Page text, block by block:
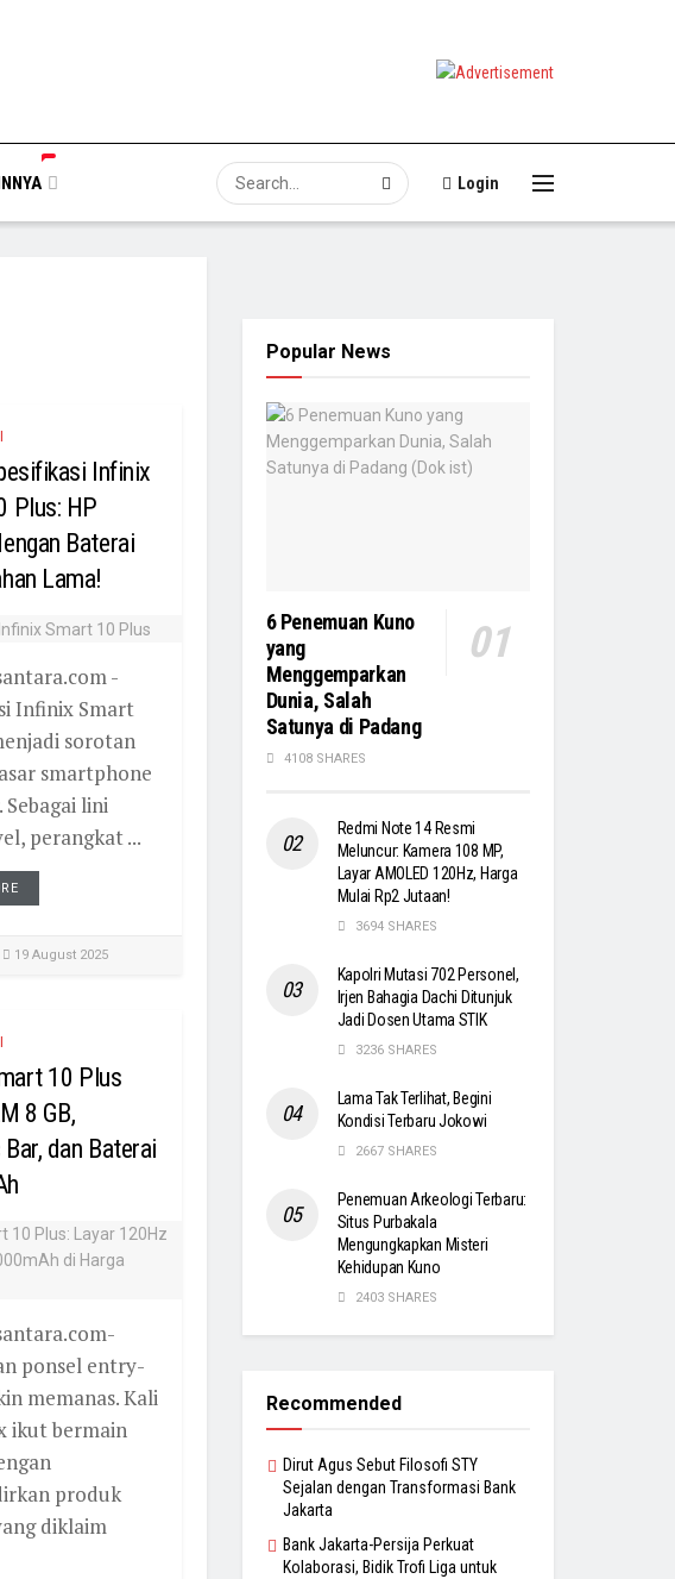
Login
Infinix
Plus: HP
Baterai
Lama!
-
Infinix Smart
sorotan
smartphone
lini
perangkat ...
19 August 2025
10 Plus
8 GB,
dan Baterai
ponsel entry-
memanas. Kali
ikut bermain
produk
diklaim
Popular News
6 Penemuan Kuno
yang
Menggemparkan
Dunia, Salah
Satunya di Padang
4108 SHARES
Redmi Note 14 Resmi
Meluncur: Kamera 108 MP,
Layar AMOLED 120Hz, Harga
Mulai Rp2 Jutaan!
3694 SHARES
Kapolri Mutasi 702 Personel,
Irjen Bahagia Dachi Ditunjuk
Jadi Dosen Utama STIK
3236 SHARES
Lama Tak Terlihat, Begini
Kondisi Terbaru Jokowi
2667 SHARES
Penemuan Arkeologi Terbaru:
Situs Purbakala
Mengungkapkan Misteri
Kehidupan Kuno
2403 SHARES
Recommended
Dirut Agus Sebut Filosofi STY
Sejalan dengan Transformasi Bank
Jakarta
Bank Jakarta-Persija Perkuat
Kolaborasi, Bidik Trofi Liga untuk